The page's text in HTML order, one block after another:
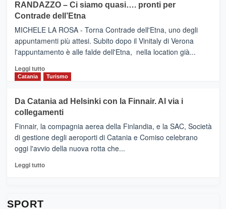
IL
NUOVO
SUMMER
CLUB
VIAGRANDE
(Ct)
–
Benanti
presenta
“Vino
&
Cultura
tappe
dell’enoturismo
RANDAZZO – Ci siamo quasi…. pronti per
Contrade dell’Etna
MICHELE LA ROSA - Torna Contrade dell'Etna, uno degli
appuntamenti più attesi. Subito dopo il Vinitaly di Verona
l'appuntamento è alle falde dell'Etna, nella location già...
Leggi tuttoLeggi
di
RANDAZZO
–
Ci
siamo
quasi….
pronti
per
Catania Turismo
Da Catania ad Helsinki con la Finnair. Al via i
collegamenti
Finnair, la compagnia aerea della Finlandia, e la SAC, Società
di gestione degli aeroporti di Catania e Comiso celebrano
oggi l'avvio della nuova rotta che...
Leggi tuttoLeggi
SPORT